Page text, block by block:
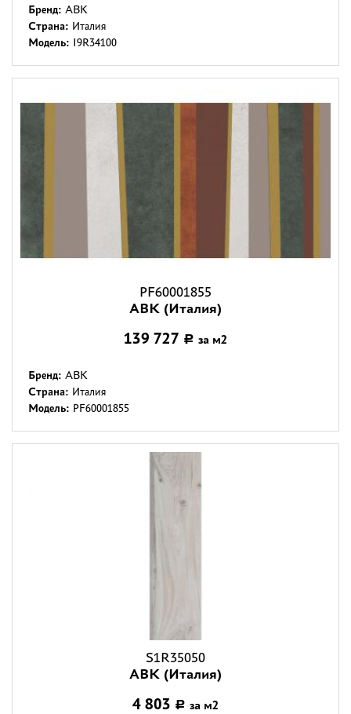
Бренд: ABK
Страна: Италия
Модель: I9R34100
PF60001855
ABK (Италия)
139 727 Р за м2
Бренд: ABK
Страна: Италия
Модель: PF60001855
S1R35050
ABK (Италия)
4 803 Р за м2